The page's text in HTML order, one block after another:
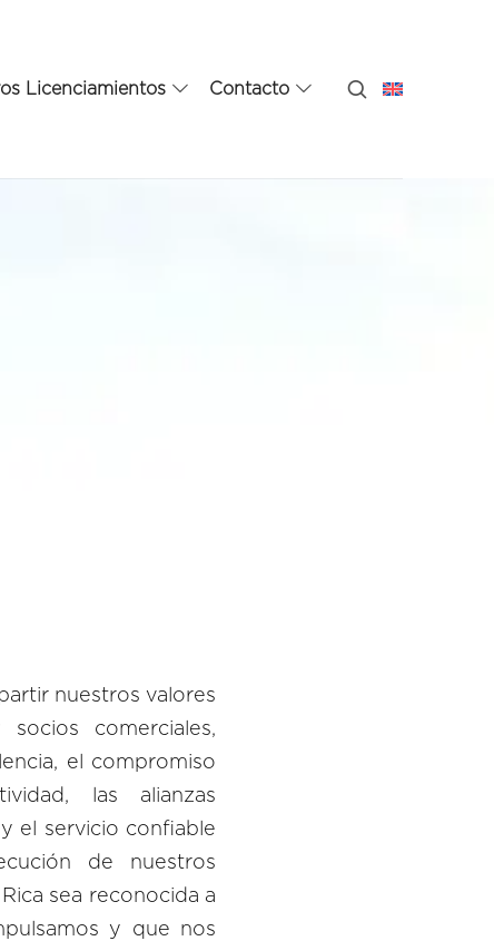
Licenciamientos Contacto
nuestros valores
comerciales,
el compromiso
las alianzas
el servicio confiable
de nuestros
sea reconocida a
y que nos